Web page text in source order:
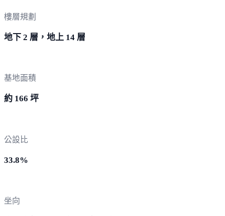
樓層規劃
地下 2 層，地上 14 層
基地面積
約 166 坪
公設比
33.8%
坐向